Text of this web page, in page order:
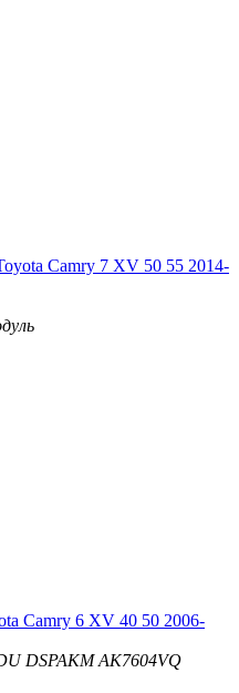
Camry 7 XV 50 55 2014-
Camry 6 XV 40 50 2006-
DSPAKM AK7604VQ